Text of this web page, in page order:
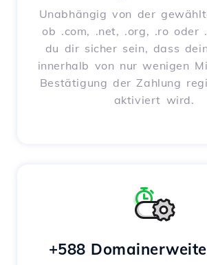
Unabhängig von der
ob .com, .net, .org, .ro oder
du dir sicher sein, dass
innerhalb von nur wenigen
Bestätigung der Zahlung
aktiviert wird.
+588